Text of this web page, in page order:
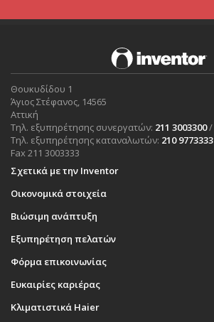
Θουκυδίδου 1
Άγιος Στέφανος, 14565
Αττική
Τηλ. εξυπηρέτησης συνεργατών: 211 3003300/
Τηλ. εξυπηρέτησης καταναλωτών: 210 9773333
Fax 211 3003333
Σχετικά με την Inventor
Οικονομικά στοιχεία
Βιώσιμη ανάπτυξη
Εξυπηρέτηση πελατών
Φόρμα επικοινωνίας
Ευκαιρίες καριέρας
Κλιματιστικά Haier